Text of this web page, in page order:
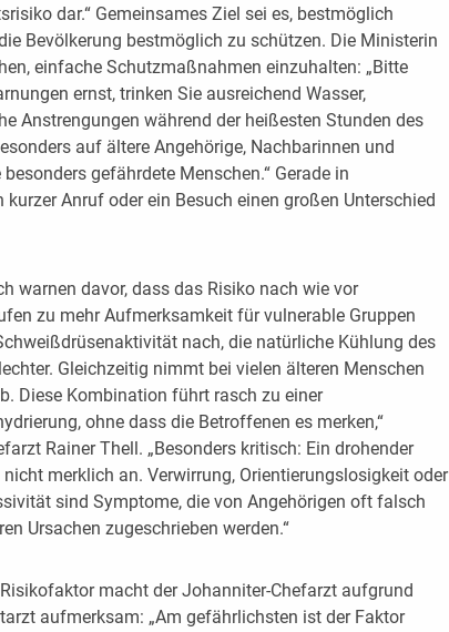
dar.“ Gemeinsames Ziel sei es, bestmöglich
Bevölkerung bestmöglich zu schützen. Die Ministerin
einfache Schutzmaßnahmen einzuhalten: „Bitte
ernst, trinken Sie ausreichend Wasser,
Anstrengungen während der heißesten Stunden des
auf ältere Angehörige, Nachbarinnen und
gefährdete Menschen.“ Gerade in
kurzer Anruf oder ein Besuch einen großen Unterschied
warnen davor, dass das Risiko nach wie vor
zu mehr Aufmerksamkeit für vulnerable Gruppen
nach, die natürliche Kühlung des
Gleichzeitig nimmt bei vielen älteren Menschen
Diese Kombination führt rasch zu einer
ohne dass die Betroffenen es merken,“
Rainer Thell. „Besonders kritisch: Ein drohender
merklich an. Verwirrung, Orientierungslosigkeit oder
sind Symptome, die von Angehörigen oft falsch
Ursachen zugeschrieben werden.“
macht der Johanniter-Chefarzt aufgrund
aufmerksam: „Am gefährlichsten ist der Faktor